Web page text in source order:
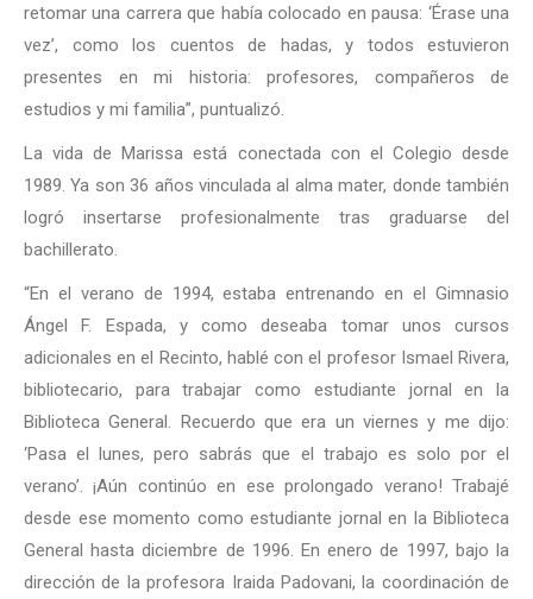
retomar una carrera que había colocado en pausa: ‘Érase una
vez’, como los cuentos de hadas, y todos estuvieron
presentes en mi historia: profesores, compañeros de
estudios y mi familia”, puntualizó.
La vida de Marissa está conectada con el Colegio desde
1989. Ya son 36 años vinculada al alma mater, donde también
logró insertarse profesionalmente tras graduarse del
bachillerato.
“En el verano de 1994, estaba entrenando en el Gimnasio
Ángel F. Espada, y como deseaba tomar unos cursos
adicionales en el Recinto, hablé con el profesor Ismael Rivera,
bibliotecario, para trabajar como estudiante jornal en la
Biblioteca General. Recuerdo que era un viernes y me dijo:
‘Pasa el lunes, pero sabrás que el trabajo es solo por el
verano’. ¡Aún continúo en ese prolongado verano! Trabajé
desde ese momento como estudiante jornal en la Biblioteca
General hasta diciembre de 1996. En enero de 1997, bajo la
dirección de la profesora Iraida Padovani, la coordinación de